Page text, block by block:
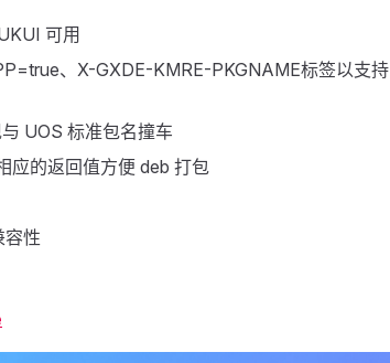
可用
、X-GXDE-KMRE-PKGNAME标签以支持
UOS 标准包名撞车
应的返回值方便 deb 打包
容性